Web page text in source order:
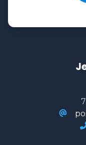
kørecomputer